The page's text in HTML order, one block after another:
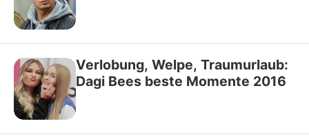
Verlobung, Welpe, Traumurlaub:
Dagi Bees beste Momente 2016